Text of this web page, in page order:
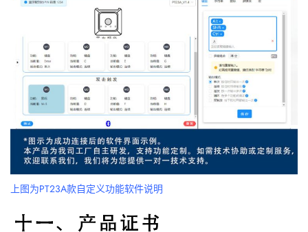
上图为PT23A款自定义功能软件说明